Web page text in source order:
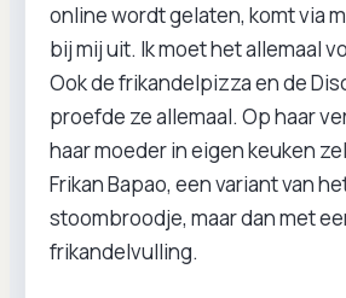
online wordt gelaten, komt via
bij mij uit. Ik moet het allemaal
Ook de frikandelpizza en de
proefde ze allemaal. Op haar
haar moeder in eigen keuken
Frikan Bapao, een variant van
stoombroodje, maar dan met
frikandelvulling.